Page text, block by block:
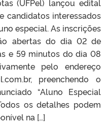
(UFPel) lançou edital
candidatos interessados
especial. As inscrições
abertas do dia 02 de
e 59 minutos do dia 08
pelo endereço
preenchendo o
“Aluno Especial
os detalhes podem
na […]